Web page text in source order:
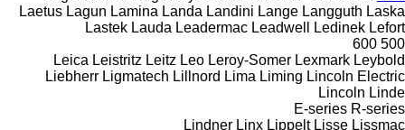
Laetus Lagun Lamina Landa Landini Lange Langguth Laska
Lastek Lauda Leadermac Leadwell Ledinek Lefort
500
600
Leica Leistritz Leitz Leo Leroy-Somer Lexmark Leybold
Liebherr Ligmatech Lillnord Lima Liming Lincoln Electric
Lincoln Linde
E-series R-series
Lindner Linx Lippelt Lisse Lissmac